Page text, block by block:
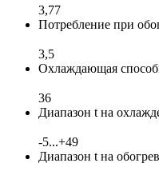
3,77
Потребление при
3,5
Охлаждающая
36
Диапазон t на
-5...+49
Диапазон t на обогрев